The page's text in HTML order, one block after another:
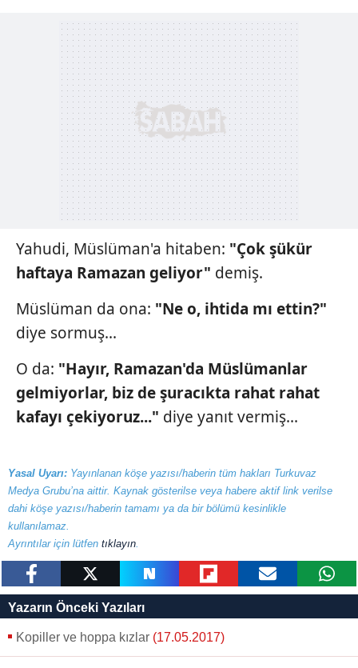
Yahudi, Müslüman'a hitaben: "Çok şükür
haftaya Ramazan geliyor" demiş.
Müslüman da ona: "Ne o, ihtida mı ettin?"
diye sormuş...
O da: "Hayır, Ramazan'da Müslümanlar
gelmiyorlar, biz de şuracıkta rahat rahat
kafayı çekiyoruz..." diye yanıt vermiş...
Yasal Uyarı: Yayınlanan köşe yazısı/haberin tüm hakları Turkuvaz
Medya Grubu’na aittir. Kaynak gösterilse veya habere aktif link verilse
dahi köşe yazısı/haberin tamamı ya da bir bölümü kesinlikle
kullanılamaz.
Ayrıntılar için lütfen tıklayın.
Yazarın Önceki Yazıları
Kopiller ve hoppa kızlar (17.05.2017)